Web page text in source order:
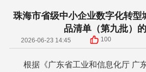
珠海市省级中小企业数字化转型
品清单（第九批）
2026-06-23 14:45 100
根据《广东省工业和信息化厅 广